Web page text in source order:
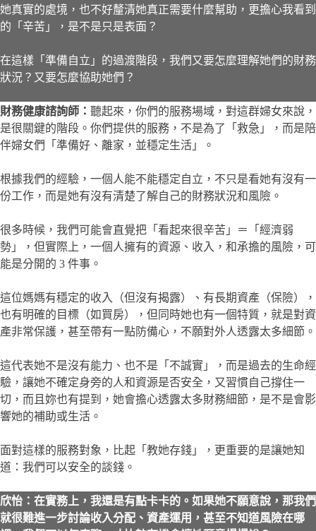
她真實的處境，也不好釐清她真正需要什麼幫助，更擔心我看到
的「辛苦」，是不是只是表面？
在這樣「準備自立」的過渡階段，我們又要怎麼理解她們的財務
狀況？又要怎麼協助她們？
財務健康諮詢師： 聽起來，你們的服務場域，對這群婦女來說，
是很關鍵的階段。你們提供的服務，不是為了「救急」，而是陪
伴婦女們「準備好、離家，並穩定生活」。
根據我們的經驗，一個人能不能穩定自立，不只是看她有沒有一
份工作，而是她有沒有清楚了解自己的財務狀況和風險。
很多時候，我們可能會直覺把「看起來很辛苦」＝「經濟弱
勢」，但實際上，一個人擁有的資源、收入，和承擔的風險，可
能是分開的 3 件事。
這位媽媽有穩定的收入（但沒有揭露）、有長期資產（保險），
也有明確的目標（如買房），但同時她也有一個特質，就是對資
產非常保護，甚至帶有一點防備心，不願對外人透露太多細節。
這代表她不是沒有能力、也不是「不誠實」，而是過去的生命經
驗，讓她不確定身旁的人和資源是否安全，又習慣自己撐住一
切，而且妳也有提到，她會擔心透露太多財務細節，是不是會影
響她的補助或生活。
面對這樣的服務對象，比起「教她存錢」，更重要的是讓她知
道：我們可以安全的談錢。
欣怡：在實務上，我還是有點卡卡的。如果她不願意說，那我們
就很難進一步討論收入分配、資產運用，甚至不知道風險在哪